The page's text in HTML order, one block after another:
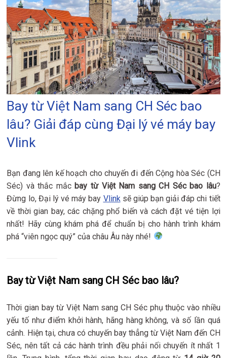
Bay từ Việt Nam sang CH Séc bao
lâu? Giải đáp cùng Đại lý vé máy bay
Vlink
Bạn đang lên kế hoạch cho chuyến đi đến Cộng hòa Séc (CH
Séc) và thắc mắc bay từ Việt Nam sang CH Séc bao lâu?
Đừng lo, Đại lý vé máy bay Vlinksẽ giúp bạn giải đáp chi tiết
về thời gian bay, các chặng phổ biến và cách đặt vé tiện lợi
nhất! Hãy cùng khám phá để chuẩn bị cho hành trình khám
phá “viên ngọc quý” của châu Âu này nhé!
Bay từ Việt Nam sang CH Séc bao lâu?
Thời gian bay từ Việt Nam sang CH Séc phụ thuộc vào nhiều
yếu tố như điểm khởi hành, hãng hàng không, và số lần quá
cảnh. Hiện tại, chưa có chuyến bay thẳng từ Việt Nam đến CH
Séc, nên tất cả các hành trình đều phải nối chuyến ít nhất 1